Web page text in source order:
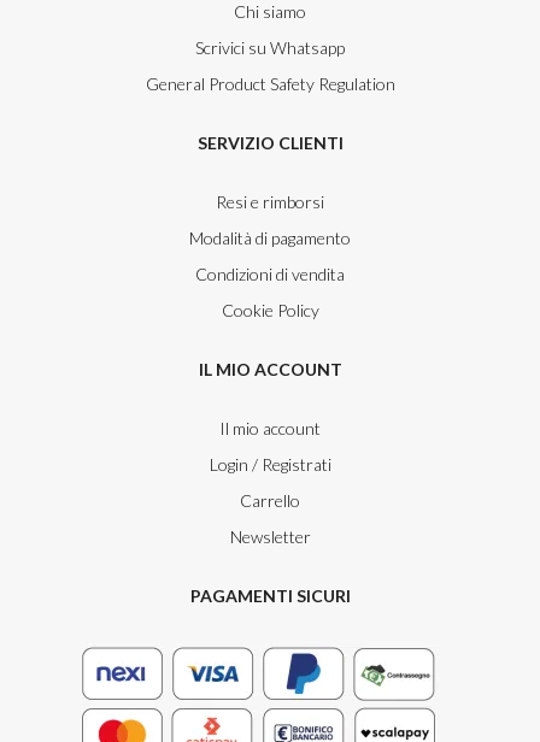
Chi siamo
Scrivici su Whatsapp
General Product Safety Regulation
SERVIZIO CLIENTI
Resi e rimborsi
Modalità di pagamento
Condizioni di vendita
Cookie Policy
IL MIO ACCOUNT
Il mio account
Login / Registrati
Carrello
Newsletter
PAGAMENTI SICURI